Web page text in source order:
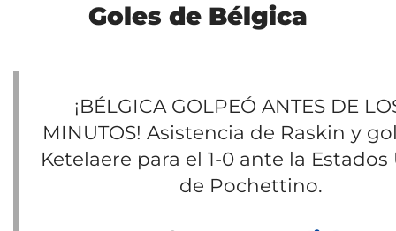
Goles de Bélgica
¡BÉLGICA GOLPEÓ ANTES DE
MINUTOS! Asistencia de Raskin y
Ketelaere para el 1-0 ante la Estados
de Pochettino.